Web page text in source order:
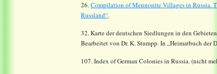
26.Compilation of Mennonite Villages in Russia.
Russland“.
32. Karte der deutschen Siedlungen in den
Bearbeitet von Dr. K. Stumpp. In „Heimatbuch der
107. Index of German Colonies in Russia.(nicht